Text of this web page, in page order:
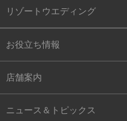
リゾートウエディング
お役立ち情報
店舗案内
ニュース＆トピックス